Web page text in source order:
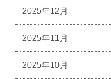
2025年12月
2025年11月
2025年10月